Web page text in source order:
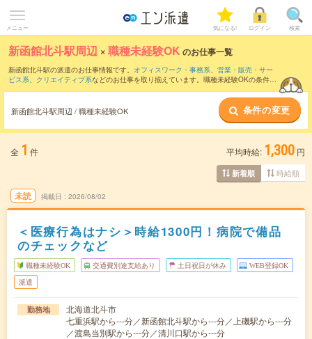
メニュー 気になる! ログイン 検索
新函館北斗駅周辺 ×職種未経験OK のお仕事一覧
新函館北斗駅の派遣のお仕事情報です。 オフィスワーク・事務系、 営業・販売・サー
ビス系、 クリエイティブ系などのお仕事を取り揃えています。職種未経験OKの条件の
新函館北斗駅周辺 / 職種未経験OK 条件の変更
全 1 件 平均時給: 1,300 円
新着順 時給順
未読 掲載日 2026/08/02
＜医療行為はナシ＞時給1300円！病院で備品
のチェックなど
職種未経験OK 交通費別途支給あり 土日祝日が休み WEB登録OK
派遣
勤務地
北海道北斗市
七重浜駅から---分／新函館北斗駅から---分／上磯駅から---分
／渡島当別駅から---分／清川口駅から---分